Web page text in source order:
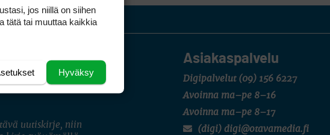
Asiakaspalvelu
Digipalvelut (09) 156 6227
Avoinna ma–pe 8–16
Avoinna ma–pe 8–17
(digi) digi@otavamedia.fi
uutiskirje, niin
jos niillä on siihen
tätä tai muuttaa kaikkia
Hyväksy